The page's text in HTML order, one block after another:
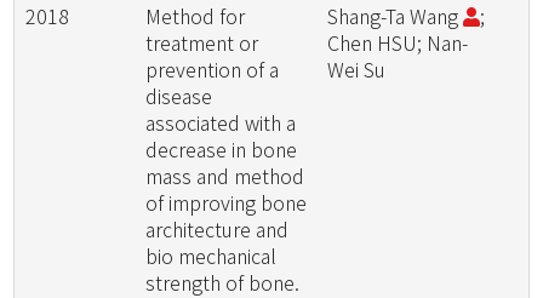
2018
Method for
treatment or
prevention of a
disease
associated with a
decrease in bone
mass and method
of improving bone
architecture and
bio mechanical
strength of bone.
Shang-Ta Wang
;
Chen HSU; Nan-
Wei Su